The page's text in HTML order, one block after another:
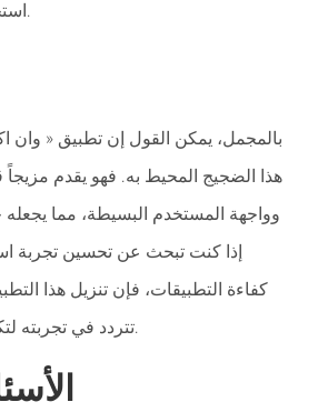
استخدامك للموارد.
بالمجمل، يمكن القول إن تطبيق «
هذا الضجيج المحيط به. فهو يقدم مزيجاً
وواجهة المستخدم البسيطة، مما
إذا كنت تبحث عن تحسين تجربة
كفاءة التطبيقات، فإن تنزيل هذا
تتردد في تجربته لتكتشف فوائده بنفسك.